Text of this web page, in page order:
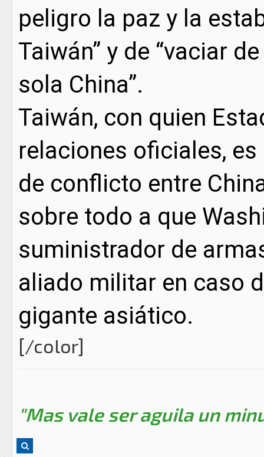
peligro la paz y la
Taiwán” y de “vaciar
sola China”.
Taiwán, con quien
relaciones oficiales,
de conflicto entre
sobre todo a que
suministrador de
aliado militar en caso
gigante asiático.
[/color]
"Mas vale ser aguila un